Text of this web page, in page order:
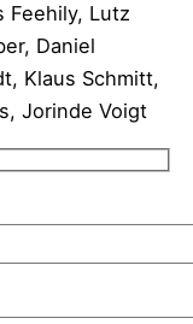
Feehily, Lutz
Daniel
Klaus Schmitt,
Jorinde Voigt